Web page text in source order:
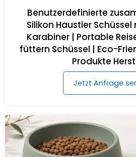
Benutzerdefinierte
Silikon Haustier
Karabiner | Portable
füttern Schüssel | Eco-
Produkte
Jetzt Anfrage